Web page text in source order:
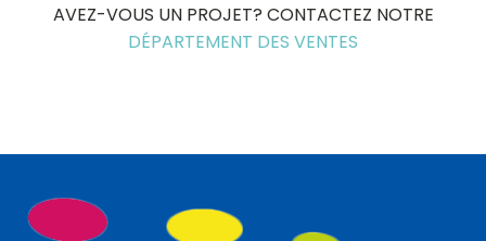
AVEZ-VOUS UN PROJET? CONTACTEZ NOTRE
DÉPARTEMENT DES VENTES